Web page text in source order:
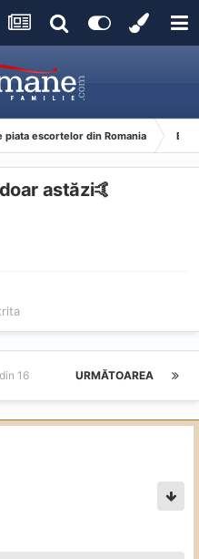
escortelor din Romania
astăzi🤙
URMĂTOAREA
16